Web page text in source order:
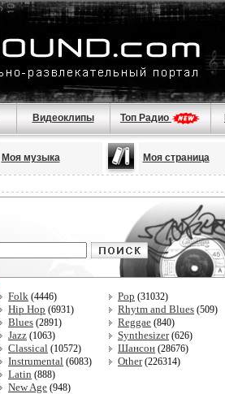
Видеоклипы Топ Радио
Моя музыка Моя страница
Folk (4446) Pop (31032)
Hip Hop (6931) Rhytm and Blues (509)
Blues (2891) Reggae (840)
Jazz (1063) Synthesizer(626)
Classical (10572) Шансон (28676)
Instrumental (6083) Other(226314)
Latin (888)
New Age (948)